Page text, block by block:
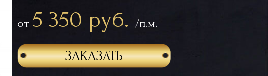
от 5 350 руб. /п.м.
ЗАКАЗАТЬ